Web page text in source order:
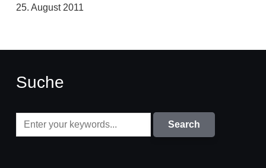
25. August 2011
Suche